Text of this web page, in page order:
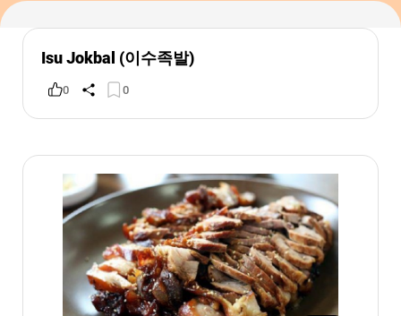
Isu Jokbal (이수족발)
0 0